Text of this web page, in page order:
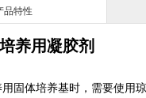
品特性
养用凝胶剂
固体培养基时，需要使用琼